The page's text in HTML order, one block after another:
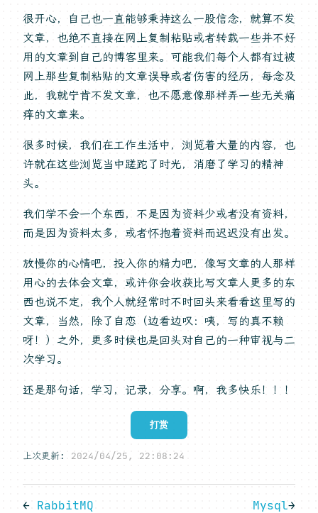
很开心，自己也一直能够秉持这么一股信念，就算不发
文章，也绝不直接在网上复制粘贴或者转载一些并不好
用的文章到自己的博客里来。可能我们每个人都有过被
网上那些复制粘贴的文章误导或者伤害的经历，每念及
此，我就宁肯不发文章，也不愿意像那样弄一些无关痛
痒的文章来。
很多时候，我们在工作生活中，浏览着大量的内容，也
许就在这些浏览当中蹉跎了时光，消磨了学习的精神
头。
我们学不会一个东西，不是因为资料少或者没有资料，
而是因为资料太多，或者怀抱着资料而迟迟没有出发。
放慢你的心情吧，投入你的精力吧，像写文章的人那样
用心的去体会文章，或许你会收获比写文章人更多的东
西也说不定，我个人就经常时不时回头来看看这里写的
文章，当然，除了自恋（边看边叹：咦，写的真不赖
呀！）之外，更多时候也是回头对自己的一种审视与二
次学习。
还是那句话，学习，记录，分享。啊，我多快乐！！！
打赏
上次更新: 2024/04/25, 22:08:24
← RabbitMQ Mysql→